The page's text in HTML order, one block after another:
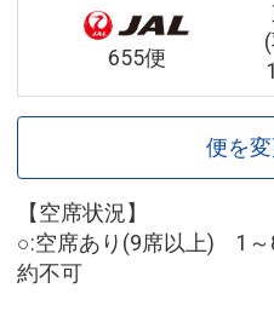
655便
便を
【空席状況】
○:空席あり(9席以上) 1
約不可